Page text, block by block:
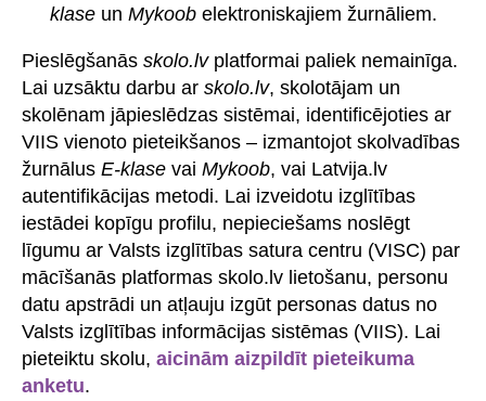
klaseun Mykoobelektroniskajiem žurnāliem.
Pieslēgšanās skolo.lvplatformai paliek nemainīga.
Lai uzsāktu darbu ar skolo.lv, skolotājam un
skolēnam jāpieslēdzas sistēmai, identificējoties ar
VIIS vienoto pieteikšanos – izmantojot skolvadības
žurnālus E-klase vai Mykoob, vai Latvija.lv
autentifikācijas metodi. Lai izveidotu izglītības
iestādei kopīgu profilu, nepieciešams noslēgt
līgumu ar Valsts izglītības satura centru (VISC) par
mācīšanās platformas skolo.lv lietošanu, personu
datu apstrādi un atļauju izgūt personas datus no
Valsts izglītības informācijas sistēmas (VIIS). Lai
pieteiktu skolu, aicinām aizpildīt pieteikuma
anketu.